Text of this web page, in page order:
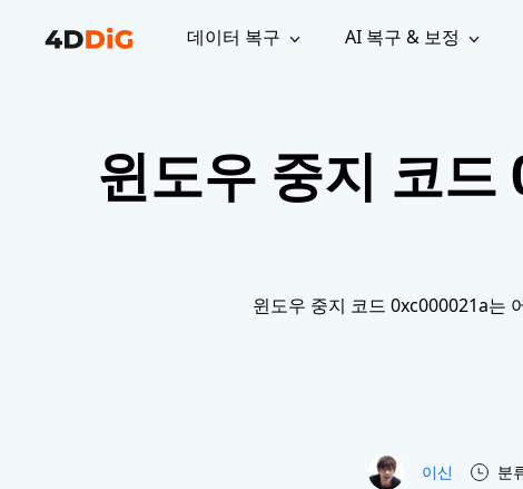
데이터 복구
윈도우에서 삭제된 파일 복구
프로 무료
AI 복구 & 보정
AI 기반 파일 복구 및 보정 >>
Partition Manager
Windows용 간편 디스크 관리
Windows Backup
컴퓨터 데이터 안전 백업
Duplicate
중복 파일 검
지원 센터
가이드, 라이선스, 문의
사용자 가
사용자 가이
윈도우 중지 코
윈도우 중지 코드 0xc000021a는
이신 분